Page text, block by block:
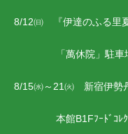
8/12㈰ 『伊達のふる里
「萬休院」駐
8/15㈬～21㈫ 新宿伊勢
本館B1Fﾌｰﾄﾞｺﾚ